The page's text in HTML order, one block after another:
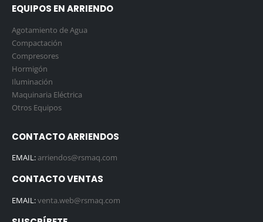
EQUIPOS EN ARRIENDO
Agotamiento de Agua
Compactación
Compresores
Hormigón
Iluminación
Maquinaria Eléctrica
Otros Equipos
CONTACTO ARRIENDOS
EMAIL:arriendos@rsmaq.com
CONTACTO VENTAS
EMAIL:venta.web@rsmaq.com